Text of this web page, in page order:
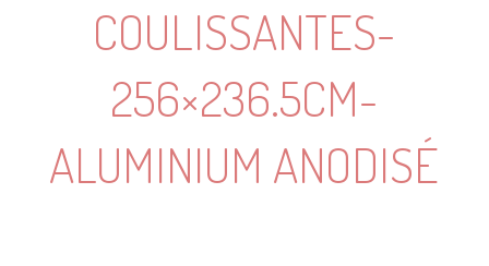
COULISSANTES-
256×236.5CM-
ALUMINIUM ANODISÉ